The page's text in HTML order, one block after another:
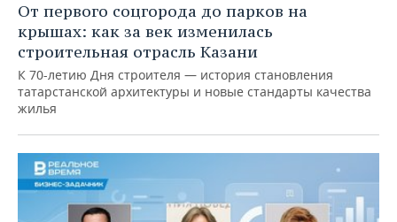
От первого соцгорода до парков на
крышах: как за век изменилась
строительная отрасль Казани
К 70-летию Дня строителя — история становления
татарстанской архитектуры и новые стандарты качества
жилья